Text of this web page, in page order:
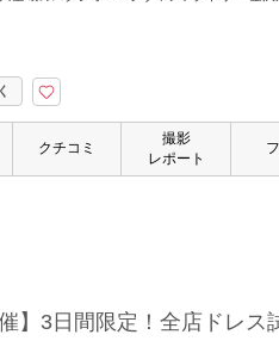
クチコミ
撮影
レポート
】3日間限定！全店ドレス